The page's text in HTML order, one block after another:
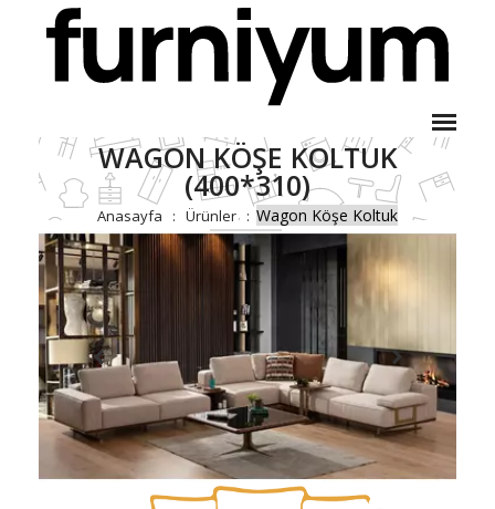
WAGON KÖŞE KOLTUK
(400*310)
Anasayfa Ürünler
Wagon Köşe Koltuk
(400*310)